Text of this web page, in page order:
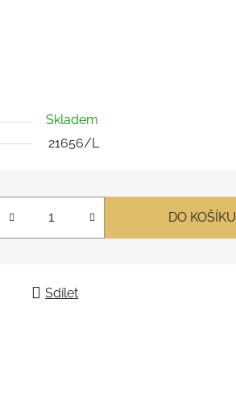
Skladem
21656/L
DO KOŠÍKU
Sdílet